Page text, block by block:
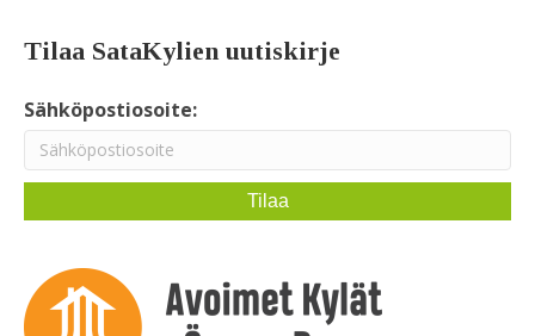
Tilaa SataKylien uutiskirje
Sähköpostiosoite: